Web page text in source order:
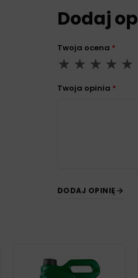
Dodaj
Twoja ocena *
Twoja opinia *
DODAJ OPINIĘ